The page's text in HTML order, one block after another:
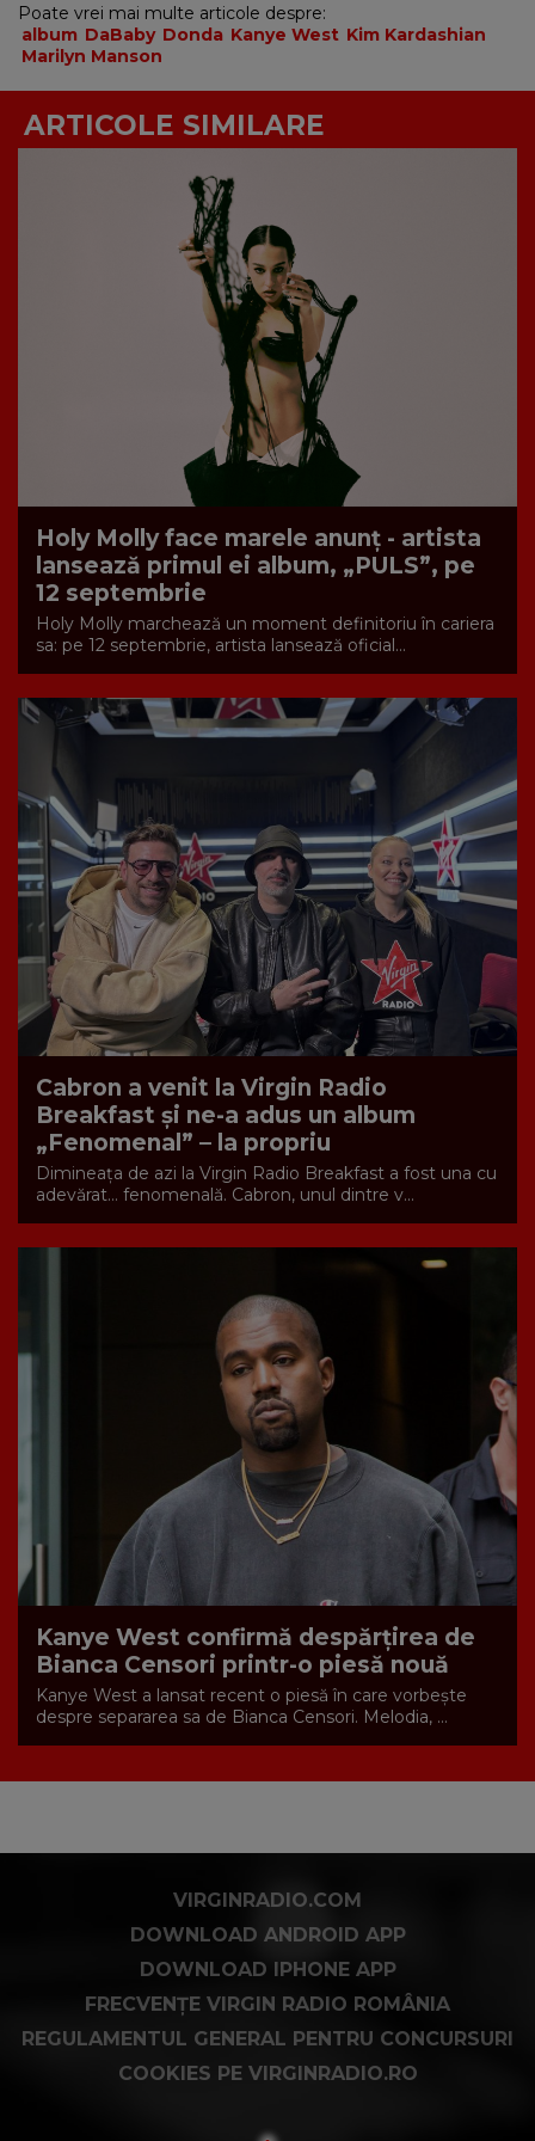
Poate vrei mai multe articole despre:
album DaBaby Donda Kanye West Kim Kardashian
Marilyn Manson
ARTICOLE SIMILARE
Holy Molly face marele anunț - artista
lansează primul ei album, „PULS”, pe
12 septembrie
Holy Molly marchează un moment definitoriu în cariera
sa: pe 12 septembrie, artista lansează oficial...
Cabron a venit la Virgin Radio
Breakfast și ne-a adus un album
„Fenomenal” – la propriu
Dimineața de azi la Virgin Radio Breakfast a fost una cu
adevărat… fenomenală. Cabron, unul dintre v...
Kanye West confirmă despărțirea de
Bianca Censori printr-o piesă nouă
Kanye West a lansat recent o piesă în care vorbește
despre separarea sa de Bianca Censori. Melodia, ...
VIRGINRADIO.COM
DOWNLOAD ANDROID APP
DOWNLOAD IPHONE APP
FRECVENȚE VIRGIN RADIO ROMÂNIA
REGULAMENTUL GENERAL PENTRU CONCURSURI
COOKIES PE VIRGINRADIO.RO